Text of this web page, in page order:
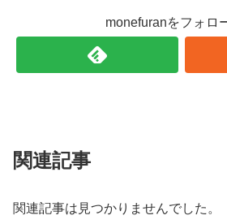
monefuranをフォロ
関連記事
関連記事は見つかりませんでした。